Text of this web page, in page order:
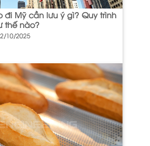
Mỹ cần lưu ý gì? Quy trình
thế nào?
10/2025